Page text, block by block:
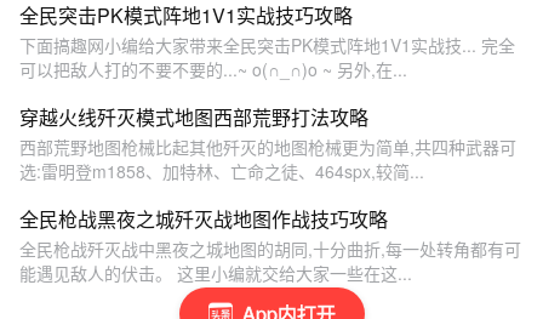
全民突击PK模式阵地1V1实战技巧攻略
下面搞趣网小编给大家带来全民突击PK模式阵地1V1实战技... 完全
可以把敌人打的不要不要的...~ o(∩_∩)o ~ 另外,在...
穿越火线歼灭模式地图西部荒野打法攻略
西部荒野地图枪械比起其他歼灭的地图枪械更为简单,共四种武器可
选:雷明登m1858、加特林、亡命之徒、464spx,较简...
全民枪战黑夜之城歼灭战地图作战技巧攻略
全民枪战歼灭战中黑夜之城地图的胡同,十分曲折,每一处转角都有可
能遇见敌人的伏击。 这里小编就交给大家一些在这...